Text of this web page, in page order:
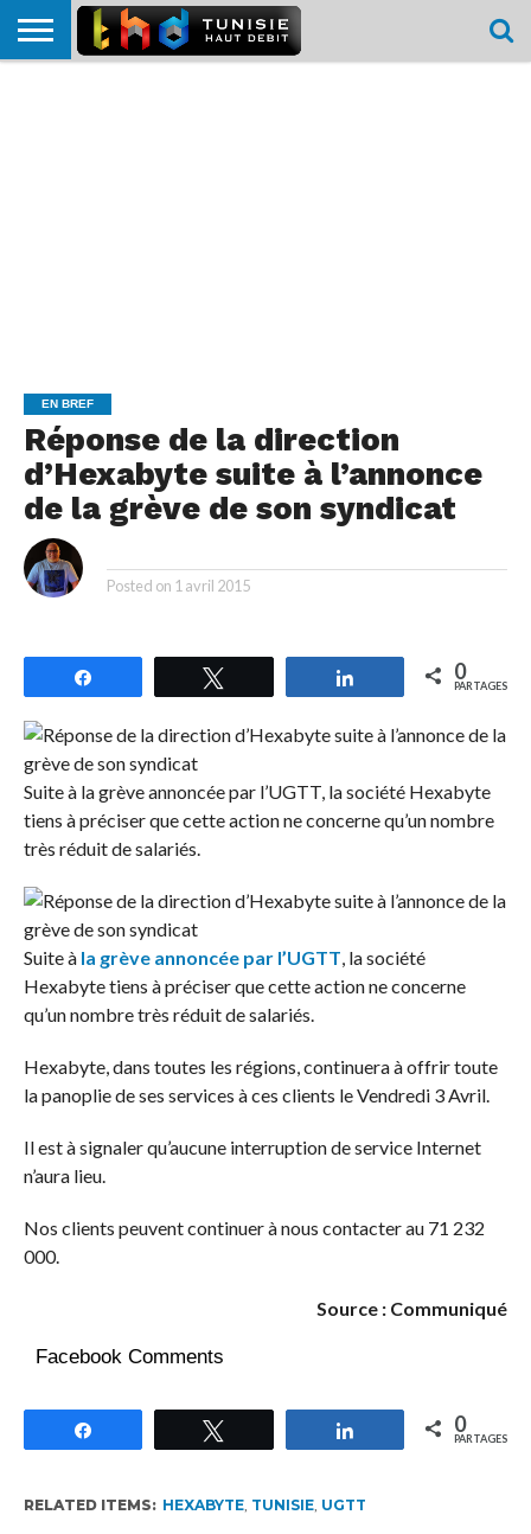
EN BREF
Réponse de la direction
d’Hexabyte suite à l’annonce
de la grève de son syndicat
Posted on 1 avril 2015
Partagez 0
PARTAGES
Suite à la grève annoncée par l’UGTT, la société Hexabyte
tiens à préciser que cette action ne concerne qu’un nombre
très réduit de salariés.
Suite à la grève annoncée par l’UGTT, la société
Hexabyte tiens à préciser que cette action ne concerne
qu’un nombre très réduit de salariés.
Hexabyte, dans toutes les régions, continuera à offrir toute
la panoplie de ses services à ces clients le Vendredi 3 Avril.
Il est à signaler qu’aucune interruption de service Internet
n’aura lieu.
Nos clients peuvent continuer à nous contacter au 71 232
000.
Source : Communiqué
Facebook Comments
Partagez 0
PARTAGES
RELATED ITEMS: HEXABYTE, TUNISIE, UGTT